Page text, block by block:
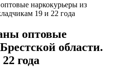
наркокурьеры из
19 и 22 года
оптовые
области.
года